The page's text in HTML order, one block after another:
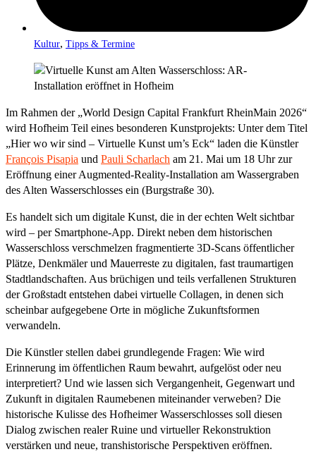
Kultur, Tipps & Termine
Im Rahmen der „World Design Capital Frankfurt RheinMain 2026“
wird Hofheim Teil eines besonderen Kunstprojekts: Unter dem Titel
„Hier wo wir sind – Virtuelle Kunst um’s Eck“ laden die Künstler
François Pisapia und Pauli Scharlach am 21. Mai um 18 Uhr zur
Eröffnung einer Augmented-Reality-Installation am Wassergraben
des Alten Wasserschlosses ein (Burgstraße 30).
Es handelt sich um digitale Kunst, die in der echten Welt sichtbar
wird – per Smartphone-App. Direkt neben dem historischen
Wasserschloss verschmelzen fragmentierte 3D-Scans öffentlicher
Plätze, Denkmäler und Mauerreste zu digitalen, fast traumartigen
Stadtlandschaften. Aus brüchigen und teils verfallenen Strukturen
der Großstadt entstehen dabei virtuelle Collagen, in denen sich
scheinbar aufgegebene Orte in mögliche Zukunftsformen
verwandeln.
Die Künstler stellen dabei grundlegende Fragen: Wie wird
Erinnerung im öffentlichen Raum bewahrt, aufgelöst oder neu
interpretiert? Und wie lassen sich Vergangenheit, Gegenwart und
Zukunft in digitalen Raumebenen miteinander verweben? Die
historische Kulisse des Hofheimer Wasserschlosses soll diesen
Dialog zwischen realer Ruine und virtueller Rekonstruktion
verstärken und neue, transhistorische Perspektiven eröffnen.